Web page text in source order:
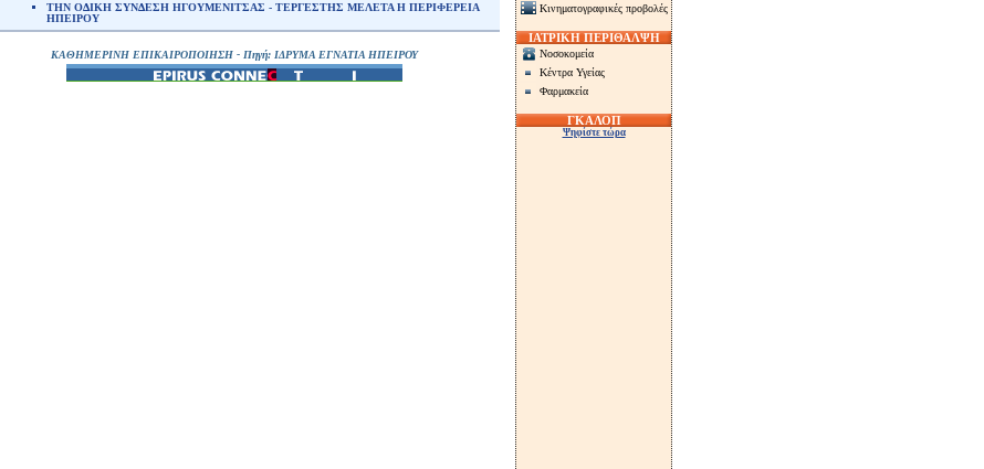
ΤΗΝ ΟΔΙΚΗ ΣΥΝΔΕΣΗ ΗΓΟΥΜΕΝΙΤΣΑΣ - ΤΕΡΓΕΣΤΗΣ ΜΕΛΕΤΑ Η ΠΕΡΙΦΕΡΕΙΑ
ΗΠΕΙΡΟΥ
ΚΑΘΗΜΕΡΙΝΗ ΕΠΙΚΑΙΡΟΠΟΙΗΣΗ - Πηγή: ΙΔΡΥΜΑ ΕΓΝΑΤΙΑ ΗΠΕΙΡΟΥ
Κινηματογραφικές προβολές
ΙΑΤΡΙΚΗ ΠΕΡΙΘΑΛΨΗ
Νοσοκομεία
Κέντρα Υγείας
Φαρμακεία
ΓΚΑΛΟΠ
Ψηφίστε τώρα